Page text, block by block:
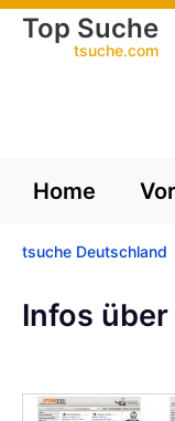
Top Suche
tsuche.com
Home
tsuche Deutschland
Infos